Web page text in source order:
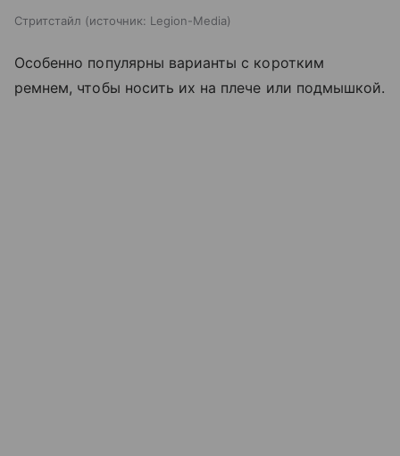
Стритстайл источник: Legion-Media
Особенно популярны варианты с коротким
ремнем, чтобы носить их на плече или подмышкой.